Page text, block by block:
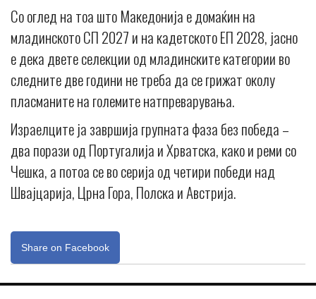
Со оглед на тоа што Македонија е домаќин на
младинското СП 2027 и на кадетското ЕП 2028, јасно
е дека двете селекции од младинските категории во
следните две години не треба да се грижат околу
пласманите на големите натпреварувања.
Израелците ја завршија групната фаза без победа –
два порази од Португалија и Хрватска, како и реми со
Чешка, а потоа се во серија од четири победи над
Швајцарија, Црна Гора, Полска и Австрија.
Share on Facebook